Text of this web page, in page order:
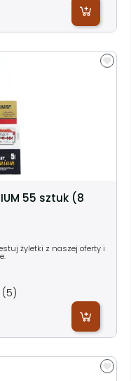
55 sztuk (8
żyletki z naszej oferty i
(5)